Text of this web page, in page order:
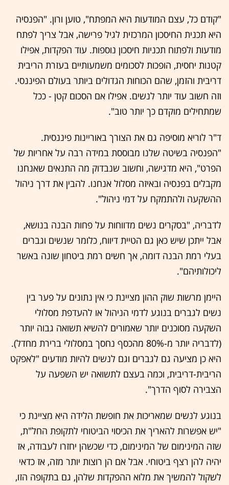
"קודם כל, עצם המודעות היא המפתח", טוען ורון. "הפנסיה
היא תכנית החיסכון המרכזית לגיל פרישה, אבל צריך לפתח
מודעות ולפתוח תכניות חיסכון נוספות. עוד הפקדות, אפילו
קטנות יחסית, הופכות לסכומים משמעותיים בעזרת הריבית
דריבית והזמן, שהם הכוחות הגדולים ביותר בעולם הפיננסי.
וזה חשוב עוד יותר לנשים. אפילו אם הסכום קטן - ככל
שמתחילים מוקדם כך יותר טוב".
ד"ר לוריא מוסיפה גם את הצורך באוריינות פיננסית.
"הפנסיה בשיטה שלנו מבוססת במידה רבה על אחריות של
הפרט", היא מדגישה, וחשוב שנבדוק מה התנאים שאנחנו
מקבלים בפנסיה ובאיזה מסלול אנחנו. להבין את דרך ניהול
ההשקעה ולהתמקח על דמי ניהול".
לדבריה, "בסקרים נשים מדווחות על פחות הבנה בנושא,
אבל ייתכן שיש כאן גם הטיית דיווח, כלומר שנשים וגברים
בעלי רמת הבנה דומה, אך חשים רמת ביטחון שונה באשר
ליכולותיהם".
היימן מרשות שוק ההון מציינת כי אין נתונים על פער בין
נשים לגברים בנוגע לדמי הניהול או להעדפת מסלולי
השקעה מסוכנים יותר שאמורים להשיא תשואה גבוה יותר
(לדבריה יותר מ-80% מהכסף נחסך במסלולי ברירת מחדל).
היא כן מציעה גם לגברים וגם לנשים להיות מודעים "לאפקט
הריבית-דריבית, וכמה בעצם לתשואה יש השפעה על
הצבירה לסוף הדרך".
בנוגע לנשים שמאריכות את חופשת הלידה היא מציינת כי
"יש אפשרות להאריך את הכיסוי הביטוחי לתקופת החל"ת,
שזה המינימום של המינימום, כדי שכשהן יחזרו לעבודה, אז
יהיה להן רצף ביטוחי. אבל אם הן רוצות יותר מזה, אז כדאי
לשקול להמשיך את מלוא ההפקדות שלהן, גם בתקופה הזו,